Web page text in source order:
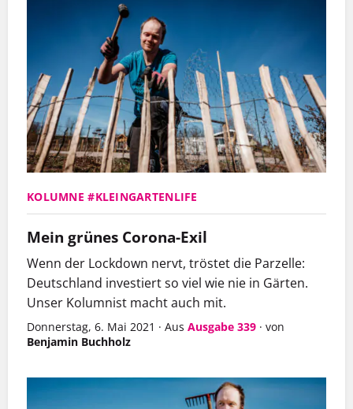
KOLUMNE #KLEINGARTENLIFE
Mein grünes Corona-Exil
Wenn der Lockdown nervt, tröstet die Parzelle:
Deutschland investiert so viel wie nie in Gärten.
Unser Kolumnist macht auch mit.
Donnerstag, 6. Mai 2021 · Aus Ausgabe 339 · von
Benjamin Buchholz